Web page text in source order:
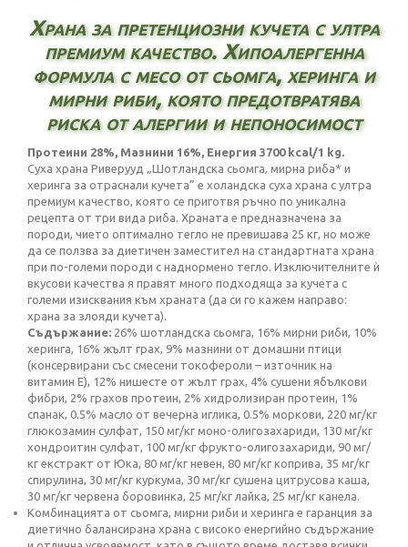
Храна за претенциозни кучета с ултра
премиум качество. Хипоалергенна
формула с месо от сьомга, херинга и
мирни риби, която предотвратява
риска от алергии и непоносимост
Протеини 28%, Мазнини 16%, Енергия 3700 kcal/1 kg.
Суха храна Риверууд „Шотландска сьомга, мирна риба* и
херинга за отраснали кучета” е холандска суха храна с ултра
премиум качество, която се приготвя ръчно по уникална
рецепта от три вида риба. Храната е предназначена за
породи, чието оптимално тегло не превишава 25 кг, но може
да се ползва за диетичен заместител на стандартната храна
при по-големи породи с наднормено тегло. Изключителните ѝ
вкусови качества я правят много подходяща за кучета с
големи изисквания към храната (да си го кажем направо:
храна за злояди кучета).
Съдържание: 26% шотландска сьомга, 16% мирни риби, 10%
херинга, 16% жълт грах, 9% мазнини от домашни птици
(консервирани със смесени токофероли – източник на
витамин Е), 12% нишесте от жълт грах, 4% сушени ябълкови
фибри, 2% грахов протеин, 2% хидролизиран протеин, 1%
спанак, 0.5% масло от вечерна иглика, 0.5% моркови, 220 мг/кг
глюкозамин сулфат, 150 мг/кг моно-олигозахариди, 130 мг/кг
хондроитин сулфат, 100 мг/кг фрукто-олигозахариди, 90 мг/
кг екстракт от Юка, 80 мг/кг невен, 80 мг/кг коприва, 35 мг/кг
спирулина, 30 мг/кг куркума, 30 мг/кг сушена цитрусовa каша,
30 мг/кг червена боровинка, 25 мг/кг лайка, 25 мг/кг канела.
Комбинацията от сьомга, мирни риби и херинга е гаранция за
диетично балансирана храна с високо енергийно съдържание